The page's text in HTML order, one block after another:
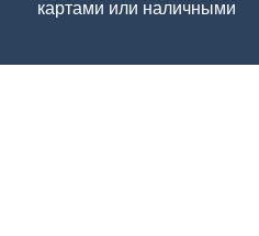
картами или наличными